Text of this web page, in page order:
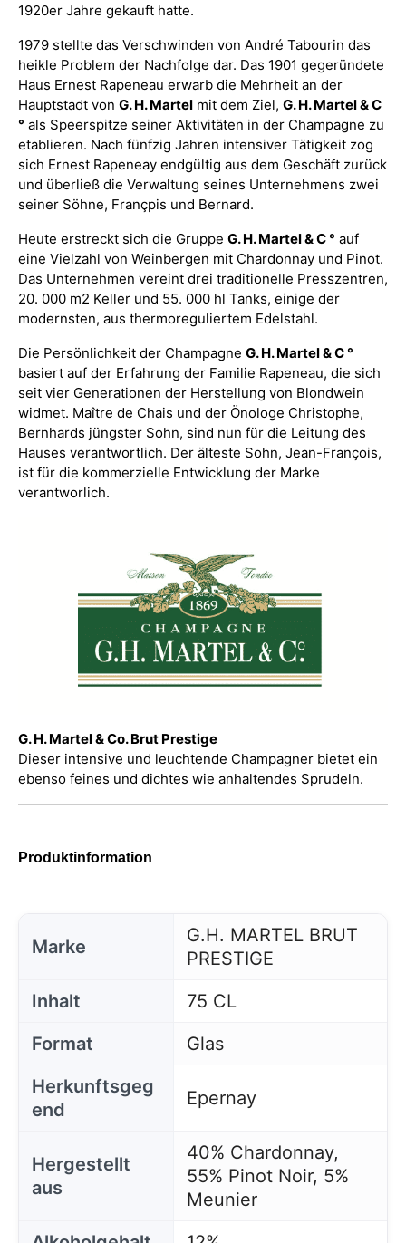
1920er Jahre gekauft hatte.
1979 stellte das Verschwinden von André Tabourin das
heikle Problem der Nachfolge dar. Das 1901 gegeründete
Haus Ernest Rapeneau erwarb die Mehrheit an der
Hauptstadt von G. H. Martel mit dem Ziel, G. H. Martel & C
° als Speerspitze seiner Aktivitäten in der Champagne zu
etablieren. Nach fünfzig Jahren intensiver Tätigkeit zog
sich Ernest Rapeneay endgültig aus dem Geschäft zurück
und überließ die Verwaltung seines Unternehmens zwei
seiner Söhne, Françpis und Bernard.
Heute erstreckt sich die Gruppe G. H. Martel & C ° auf
eine Vielzahl von Weinbergen mit Chardonnay und Pinot.
Das Unternehmen vereint drei traditionelle Presszentren,
20. 000 m2 Keller und 55. 000 hl Tanks, einige der
modernsten, aus thermoreguliertem Edelstahl.
Die Persönlichkeit der Champagne G. H. Martel & C °
basiert auf der Erfahrung der Familie Rapeneau, die sich
seit vier Generationen der Herstellung von Blondwein
widmet. Maître de Chais und der Önologe Christophe,
Bernhards jüngster Sohn, sind nun für die Leitung des
Hauses verantwortlich. Der älteste Sohn, Jean-François,
ist für die kommerzielle Entwicklung der Marke
verantworlich.
G. H. Martel & Co. Brut Prestige
Dieser intensive und leuchtende Champagner bietet ein
ebenso feines und dichtes wie anhaltendes Sprudeln.
Produktinformation
Marke
G.H. MARTEL BRUT
PRESTIGE
Inhalt
75 CL
Format
Glas
Herkunftsgeg
end
Epernay
Hergestellt
aus
40% Chardonnay,
55% Pinot Noir, 5%
Meunier